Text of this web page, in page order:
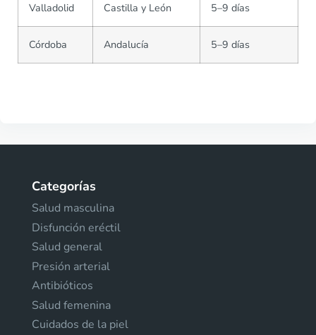
Valladolid Castilla y León 5–9 días
Córdoba Andalucía 5–9 días
Categorías
Salud masculina
Disfunción eréctil
Salud general
Presión arterial
Antibióticos
Salud femenina
Cuidados de la piel